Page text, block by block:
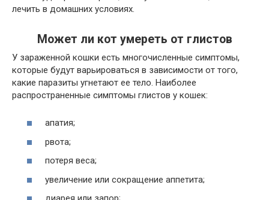
лечить в домашних условиях.
Может ли кот умереть от глистов
У зараженной кошки есть многочисленные симптомы,
которые будут варьироваться в зависимости от того,
какие паразиты угнетают ее тело. Наиболее
распространенные симптомы глистов у кошек:
апатия;
рвота;
потеря веса;
увеличение или сокращение аппетита;